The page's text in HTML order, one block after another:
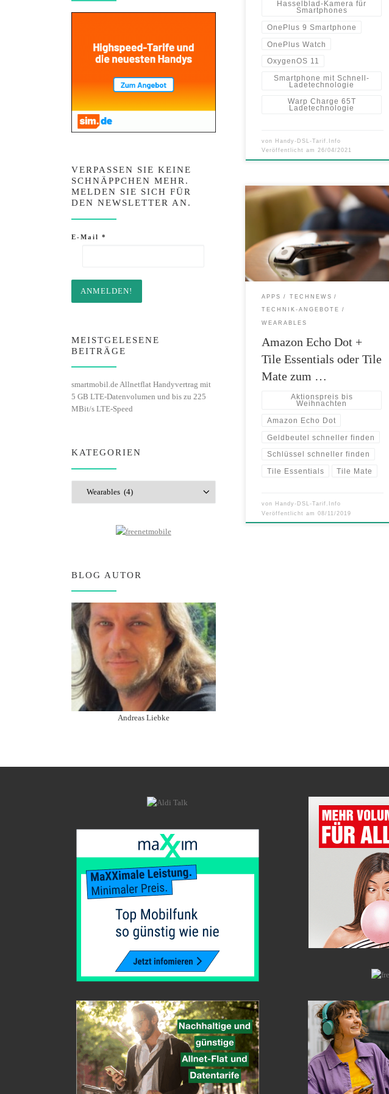
Hasselblad-Kamera für
Smartphones
OnePlus 9 Smartphone
OnePlus Watch
OxygenOS 11
Smartphone mit Schnell-
Ladetechnologie
Warp Charge 65T
Ladetechnologie
von Handy-DSL-Tarif.Info
Veröffentlicht am26/04/2021
Tile ist eine Partnerschaft mit Amazon in
mehreren Regionen eingegangen,
darunter Deutschland, Großbritannien,
den USA und Kanada, für das „leichtere
Finden“ in Ihrem zu Hause. Dieses
exklusive Bundle wird sicherstellen,
dass Gegenstände wie Schlüssel und
APPS TECHNEWS
TECHNIK-ANGEBOTE
WEARABLES
Amazon Echo Dot +
Tile Essentials oder Tile
Mate zum …
Aktionspreis bis
Weihnachten
Amazon Echo Dot
Geldbeutel schneller finden
Schlüssel schneller finden
Tile Essentials Tile Mate
von Handy-DSL-Tarif.Info
Veröffentlicht am08/11/2019
VERPASSEN SIE KEINE
SCHNÄPPCHEN MEHR.
MELDEN SIE SICH FÜR
DEN NEWSLETTER AN.
E-Mail *
MEISTGELESENE
BEITRÄGE
smartmobil.de Allnetflat Handyvertrag mit
5 GB LTE-Datenvolumen und bis zu 225
MBit/s LTE-Speed
KATEGORIEN
BLOG AUTOR
Andreas Liebke